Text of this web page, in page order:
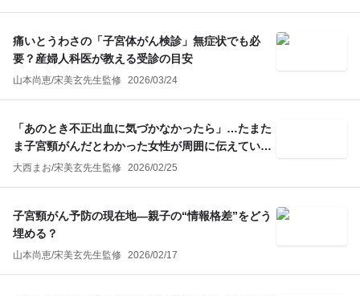
痛いとうわさの「子宮体がん検診」無症状でも必
要？産婦人科医が教える受診の目安
山本尚恵/宋美玄先生監修 2026/03/24
「あのとき不正出血に気づかなかったら」…たまた
ま子宮頸がんだとわかった女性が周囲に伝えている
こと
大西まお/宋美玄先生監修 2026/02/25
子宮頸がん予防の現在地―親子の“情報格差”をどう
埋める？
山本尚恵/宋美玄先生監修 2026/02/17